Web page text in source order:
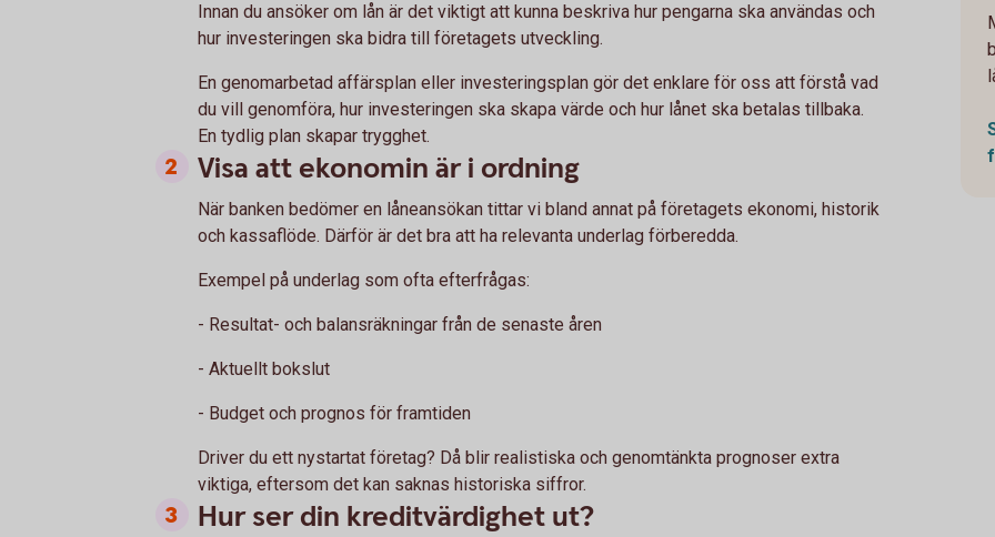
Innan du ansöker om lån är det viktigt att kunna beskriva hur pengarna ska användas och
hur investeringen ska bidra till företagets utveckling.
En genomarbetad affärsplan eller investeringsplan gör det enklare för oss att förstå vad
du vill genomföra, hur investeringen ska skapa värde och hur lånet ska betalas tillbaka.
En tydlig plan skapar trygghet.
Visa att ekonomin är i ordning
När banken bedömer en låneansökan tittar vi bland annat på företagets ekonomi, historik
och kassaflöde. Därför är det bra att ha relevanta underlag förberedda.
Exempel på underlag som ofta efterfrågas:
- Resultat- och balansräkningar från de senaste åren
- Aktuellt bokslut
- Budget och prognos för framtiden
Driver du ett nystartat företag? Då blir realistiska och genomtänkta prognoser extra
viktiga, eftersom det kan saknas historiska siffror.
Hur ser din kreditvärdighet ut?